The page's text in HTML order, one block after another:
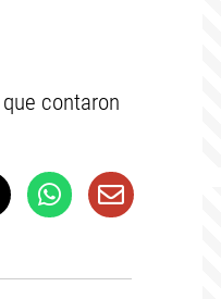
contaron